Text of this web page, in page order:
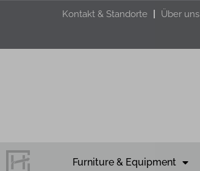
Kontakt & Standorte Über uns
Furniture & Equipment